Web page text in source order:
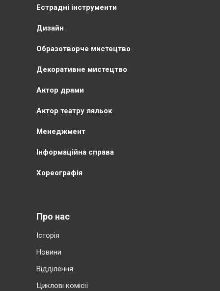
Естрадні інструменти
Дизайн
Образотворче мистецтво
Декоративне мистецтво
Актор драми
Актор театру ляльок
Менеджмент
Інформаційна справа
Хореографія
Про нас
Історія
Новини
Відділення
Циклові комісії